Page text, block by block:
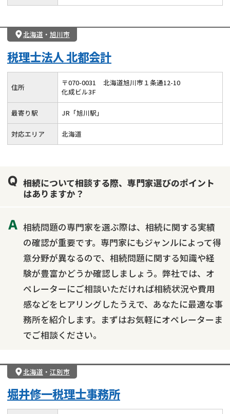
北海道 ・ 旭川市
税理士法人 北都会計
住所 〒070-0031
北海道旭川市１条通12-10
化成ビル3F
最寄り駅 JR「旭川駅」
対応エリア 北海道
相続について相談する際、専門家選びのポイント
はありますか？
相続問題の専門家を選ぶ際は、相続に関する実績
の確認が重要です。専門家にもジャンルによって得
意分野が異なるので、相続問題に関する知識や経
験が豊富かどうか確認しましょう。弊社では、オ
ペレーターにご相談いただければ相続状況や費用
感などをヒアリングしたうえで、あなたに最適な事
務所を紹介します。まずはお気軽にオペレーターま
でご相談ください。
北海道 ・ 江別市
堀井修一税理士事務所